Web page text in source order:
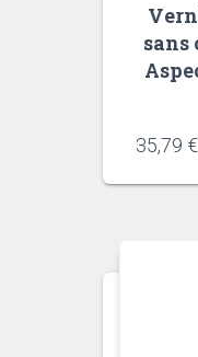
sans
35,79 €